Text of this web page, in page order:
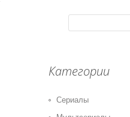
Категории
Сериалы